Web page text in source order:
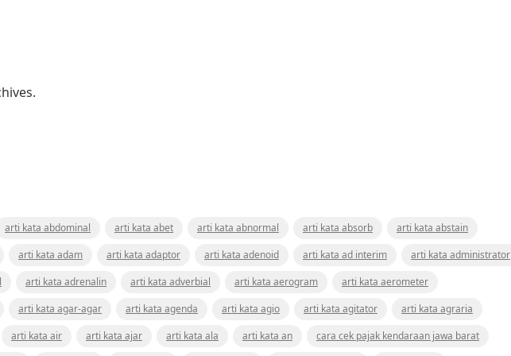
arti kata abdominal arti kata abet arti kata abnormal arti kata absorb
arti kata abstain
arti kata adam arti kata adaptor arti kata adenoid arti kata ad interim
arti kata administrator
arti kata adrenalin arti kata adverbial arti kata aerogram
arti kata aerometer
arti kata agar-agar arti kata agenda arti kata agio arti kata agitator
arti kata agraria
arti kata air arti kata ajar arti kata ala arti kata an
cara cek pajak kendaraan jawa barat